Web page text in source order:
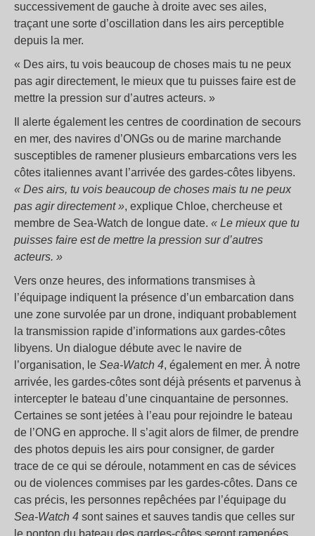
successivement de gauche à droite avec ses ailes,
traçant une sorte d’oscillation dans les airs perceptible
depuis la mer.
« Des airs, tu vois beaucoup de choses mais tu ne peux
pas agir directement, le mieux que tu puisses faire est de
mettre la pression sur d’autres acteurs. »
Il alerte également les centres de coordination de secours
en mer, des navires d’ONGs ou de marine marchande
susceptibles de ramener plusieurs embarcations vers les
côtes italiennes avant l’arrivée des gardes-côtes libyens.
« Des airs, tu vois beaucoup de choses mais tu ne peux
pas agir directement », explique Chloe, chercheuse et
membre de Sea-Watch de longue date. « Le mieux que tu
puisses faire est de mettre la pression sur d’autres
acteurs. »
Vers onze heures, des informations transmises à
l’équipage indiquent la présence d’un embarcation dans
une zone survolée par un drone, indiquant probablement
la transmission rapide d’informations aux gardes-côtes
libyens. Un dialogue débute avec le navire de
l’organisation, le Sea-Watch 4, également en mer. À notre
arrivée, les gardes-côtes sont déjà présents et parvenus à
intercepter le bateau d’une cinquantaine de personnes.
Certaines se sont jetées à l’eau pour rejoindre le bateau
de l’ONG en approche. Il s’agit alors de filmer, de prendre
des photos depuis les airs pour consigner, de garder
trace de ce qui se déroule, notamment en cas de sévices
ou de violences commises par les gardes-côtes. Dans ce
cas précis, les personnes repêchées par l’équipage du
Sea-Watch 4 sont saines et sauves tandis que celles sur